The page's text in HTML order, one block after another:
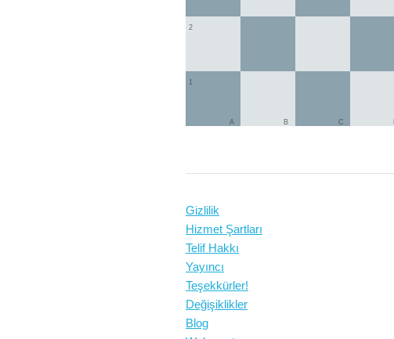
1
2
A B C
Gizlilik
Hizmet Şartları
Telif Hakkı
Yayıncı
Teşekkürler!
Değişiklikler
Blog